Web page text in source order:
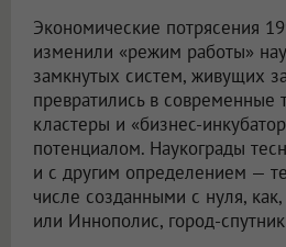
Экономические потрясения
изменили «режим работы»
замкнутых систем, живущих
превратились в современные
кластеры и «бизнес-
потенциалом. Наукограды
и с другим определением —
числе созданными с нуля,
или Иннополис, город-